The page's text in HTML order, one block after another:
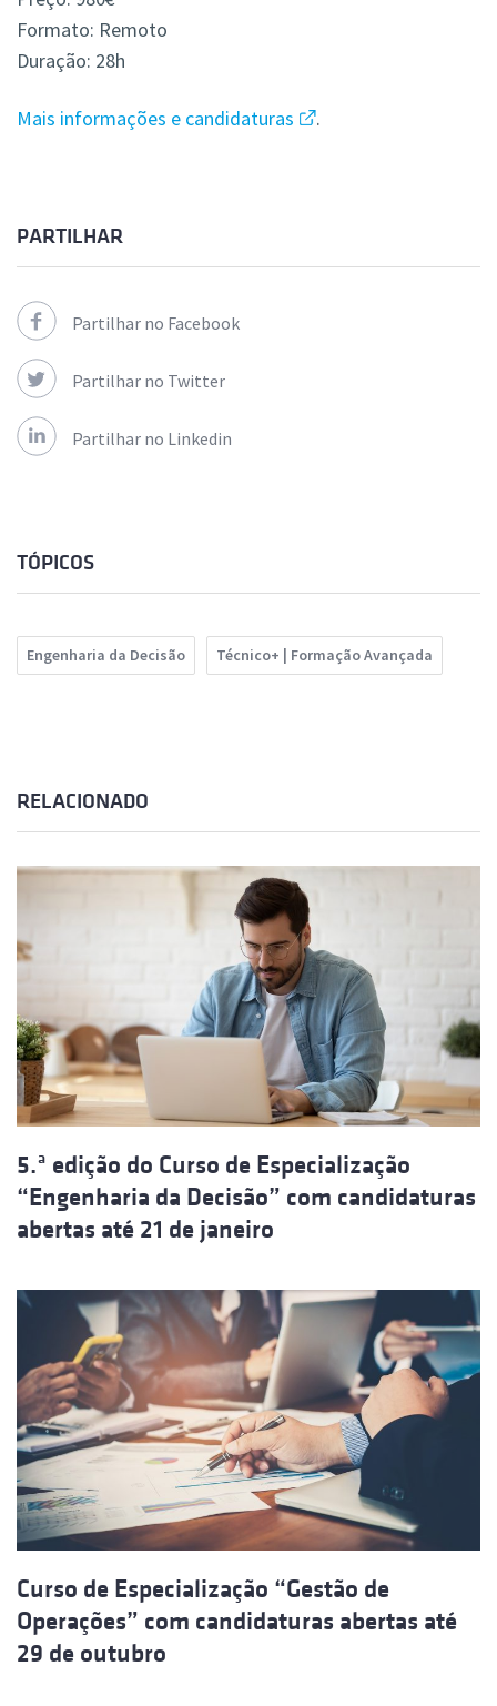
Formato: Remoto
Duração: 28h
Mais informações e candidaturas .
PARTILHAR
Partilhar no Facebook
Partilhar no Twitter
Partilhar no Linkedin
TÓPICOS
Engenharia da Decisão Técnico+ | Formação Avançada
RELACIONADO
5.ª edição do Curso de Especialização
“Engenharia da Decisão” com candidaturas
abertas até 21 de janeiro
Curso de Especialização “Gestão de
Operações” com candidaturas abertas até
29 de outubro